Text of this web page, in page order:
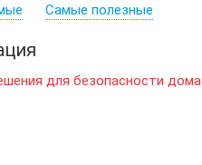
Самые полезные
для безопасности дома